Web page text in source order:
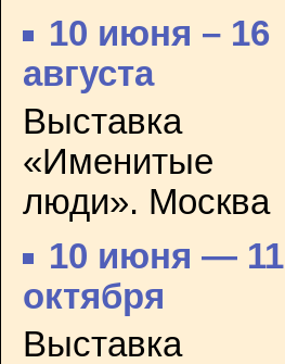
10 июня – 16
августа
Выставка
«Именитые
люди». Москва
10 июня — 11
октября
Выставка